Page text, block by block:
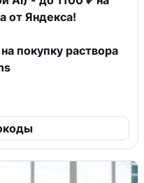
от Яндекса!
покупку раствора